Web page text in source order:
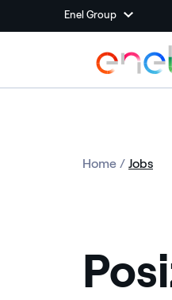
Enel Group
Home / Jobs